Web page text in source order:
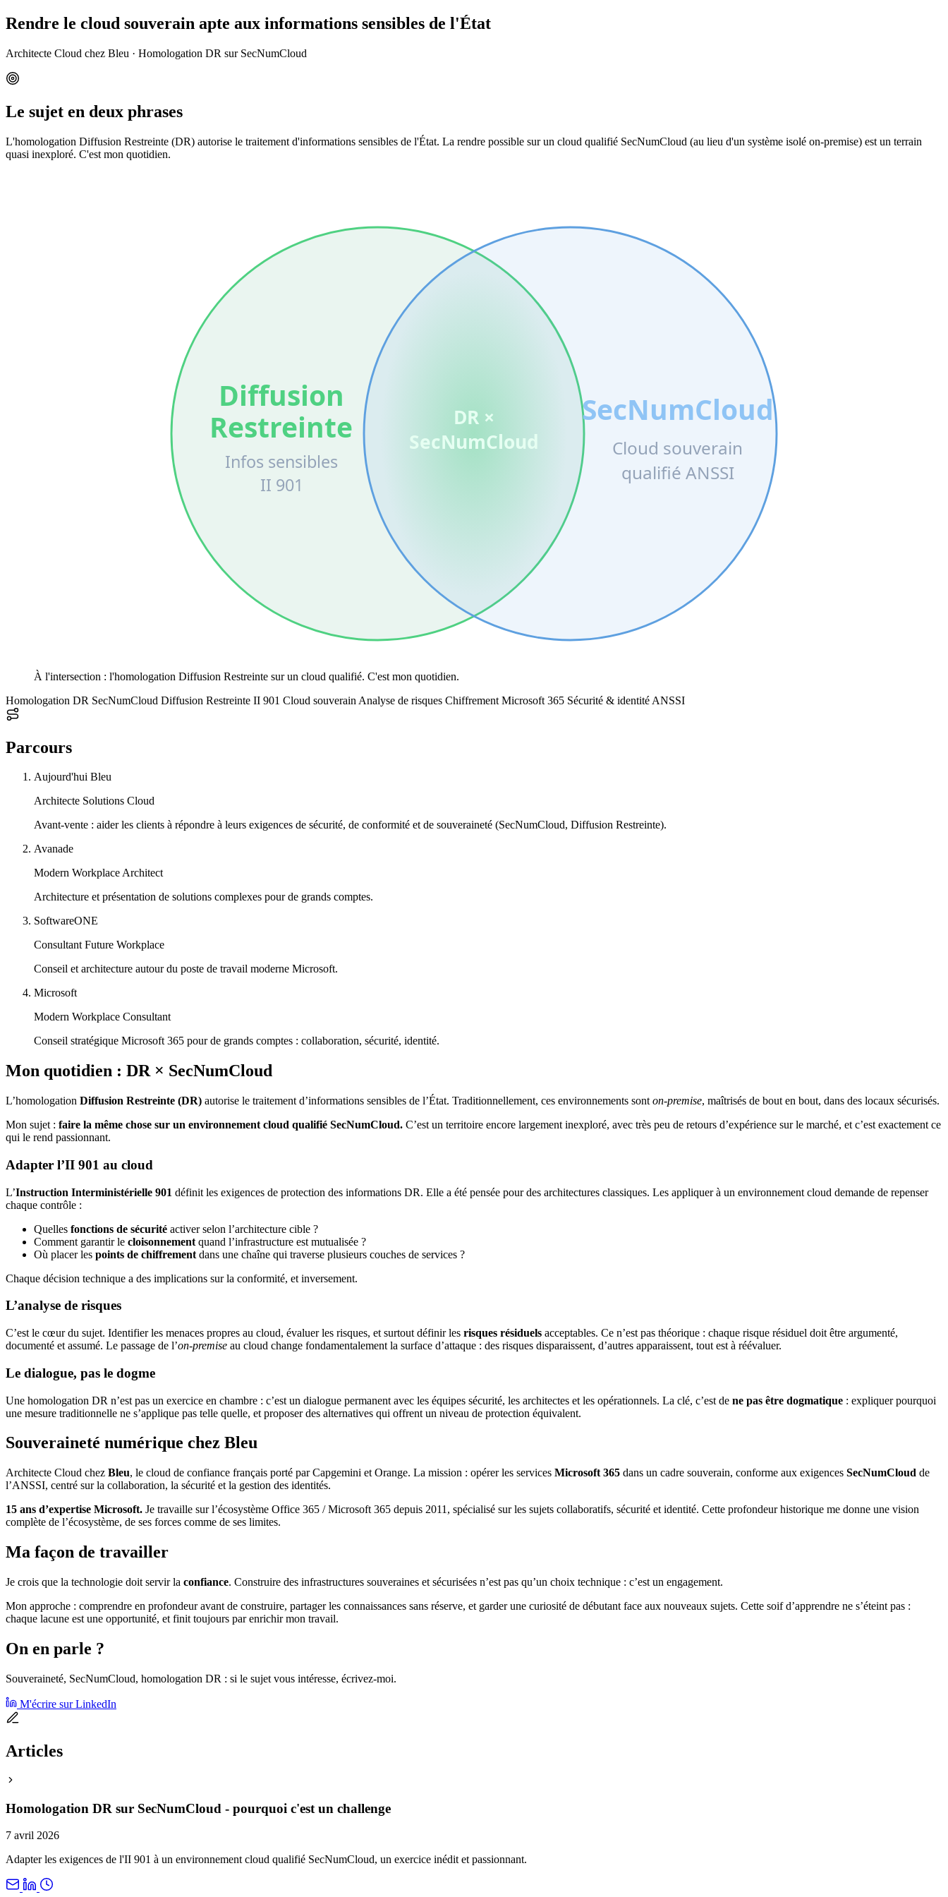
Rendre le cloud souverain apte aux informations sensibles de l'État
Architecte Cloud chez Bleu · Homologation DR sur SecNumCloud
Le sujet en deux phrases
L'homologation Diffusion Restreinte (DR) autorise le traitement d'informations sensibles de l'État. La rendre possible sur un cloud qualifié SecNumCloud (au lieu d'un système isolé on-premise) est un terrain
quasi inexploré. C'est mon quotidien.
Diffusion
Restreinte
Infos sensibles
II 901
SecNumCloud
Cloud souverain
qualifié ANSSI
DR ×
SecNumCloud
À l'intersection : l'homologation Diffusion Restreinte sur un cloud qualifié. C'est mon quotidien.
Homologation DR SecNumCloud Diffusion Restreinte II 901 Cloud souverain Analyse de risques Chiffrement Microsoft 365 Sécurité & identité ANSSI
Parcours
Aujourd'hui Bleu
Architecte Solutions Cloud
Avant-vente : aider les clients à répondre à leurs exigences de sécurité, de conformité et de souveraineté (SecNumCloud, Diffusion Restreinte).
Avanade
Modern Workplace Architect
Architecture et présentation de solutions complexes pour de grands comptes.
SoftwareONE
Consultant Future Workplace
Conseil et architecture autour du poste de travail moderne Microsoft.
Microsoft
Modern Workplace Consultant
Conseil stratégique Microsoft 365 pour de grands comptes : collaboration, sécurité, identité.
Mon quotidien : DR × SecNumCloud
L’homologation Diffusion Restreinte (DR) autorise le traitement d’informations sensibles de l’État. Traditionnellement, ces environnements sont on-premise, maîtrisés de bout en bout, dans des locaux sécurisés.
Mon sujet : faire la même chose sur un environnement cloud qualifié SecNumCloud. C’est un territoire encore largement inexploré, avec très peu de retours d’expérience sur le marché, et c’est exactement ce
qui le rend passionnant.
Adapter l’II 901 au cloud
L’Instruction Interministérielle 901 définit les exigences de protection des informations DR. Elle a été pensée pour des architectures classiques. Les appliquer à un environnement cloud demande de repenser
chaque contrôle :
Quelles fonctions de sécurité activer selon l’architecture cible ?
Comment garantir le cloisonnement quand l’infrastructure est mutualisée ?
Où placer les points de chiffrement dans une chaîne qui traverse plusieurs couches de services ?
Chaque décision technique a des implications sur la conformité, et inversement.
L’analyse de risques
C’est le cœur du sujet. Identifier les menaces propres au cloud, évaluer les risques, et surtout définir les risques résiduels acceptables. Ce n’est pas théorique : chaque risque résiduel doit être argumenté,
documenté et assumé. Le passage de l’on-premise au cloud change fondamentalement la surface d’attaque : des risques disparaissent, d’autres apparaissent, tout est à réévaluer.
Le dialogue, pas le dogme
Une homologation DR n’est pas un exercice en chambre : c’est un dialogue permanent avec les équipes sécurité, les architectes et les opérationnels. La clé, c’est de ne pas être dogmatique : expliquer pourquoi
une mesure traditionnelle ne s’applique pas telle quelle, et proposer des alternatives qui offrent un niveau de protection équivalent.
Souveraineté numérique chez Bleu
Architecte Cloud chez Bleu, le cloud de confiance français porté par Capgemini et Orange. La mission : opérer les services Microsoft 365 dans un cadre souverain, conforme aux exigences SecNumCloud de
l’ANSSI, centré sur la collaboration, la sécurité et la gestion des identités.
15 ans d’expertise Microsoft. Je travaille sur l’écosystème Office 365 / Microsoft 365 depuis 2011, spécialisé sur les sujets collaboratifs, sécurité et identité. Cette profondeur historique me donne une vision
complète de l’écosystème, de ses forces comme de ses limites.
Ma façon de travailler
Je crois que la technologie doit servir la confiance. Construire des infrastructures souveraines et sécurisées n’est pas qu’un choix technique : c’est un engagement.
Mon approche : comprendre en profondeur avant de construire, partager les connaissances sans réserve, et garder une curiosité de débutant face aux nouveaux sujets. Cette soif d’apprendre ne s’éteint pas :
chaque lacune est une opportunité, et finit toujours par enrichir mon travail.
On en parle ?
Souveraineté, SecNumCloud, homologation DR : si le sujet vous intéresse, écrivez-moi.
M'écrire sur LinkedIn
Articles
Homologation DR sur SecNumCloud - pourquoi c'est un challenge
7 avril 2026
Adapter les exigences de l'II 901 à un environnement cloud qualifié SecNumCloud, un exercice inédit et passionnant.